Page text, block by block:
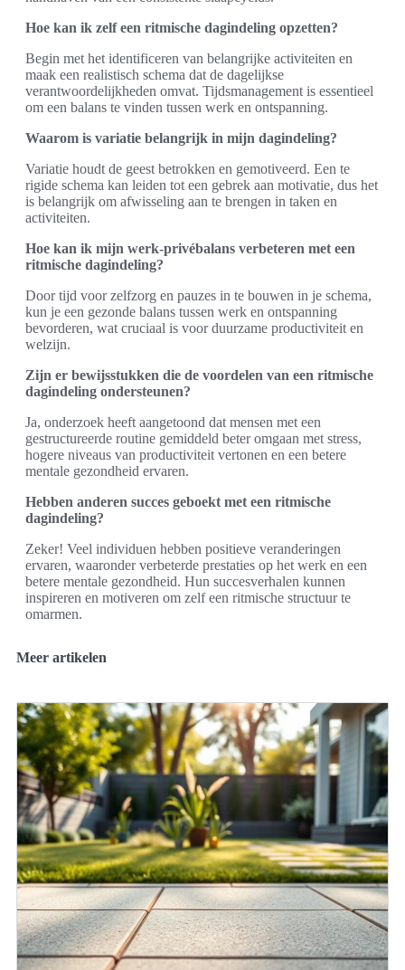
Hoe kan ik zelf een ritmische dagindeling opzetten?
Begin met het identificeren van belangrijke activiteiten en
maak een realistisch schema dat de dagelijkse
verantwoordelijkheden omvat. Tijdsmanagement is essentieel
om een balans te vinden tussen werk en ontspanning.
Waarom is variatie belangrijk in mijn dagindeling?
Variatie houdt de geest betrokken en gemotiveerd. Een te
rigide schema kan leiden tot een gebrek aan motivatie, dus het
is belangrijk om afwisseling aan te brengen in taken en
activiteiten.
Hoe kan ik mijn werk-privébalans verbeteren met een
ritmische dagindeling?
Door tijd voor zelfzorg en pauzes in te bouwen in je schema,
kun je een gezonde balans tussen werk en ontspanning
bevorderen, wat cruciaal is voor duurzame productiviteit en
welzijn.
Zijn er bewijsstukken die de voordelen van een ritmische
dagindeling ondersteunen?
Ja, onderzoek heeft aangetoond dat mensen met een
gestructureerde routine gemiddeld beter omgaan met stress,
hogere niveaus van productiviteit vertonen en een betere
mentale gezondheid ervaren.
Hebben anderen succes geboekt met een ritmische
dagindeling?
Zeker! Veel individuen hebben positieve veranderingen
ervaren, waaronder verbeterde prestaties op het werk en een
betere mentale gezondheid. Hun succesverhalen kunnen
inspireren en motiveren om zelf een ritmische structuur te
omarmen.
Meer artikelen